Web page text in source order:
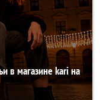
в магазине kari на